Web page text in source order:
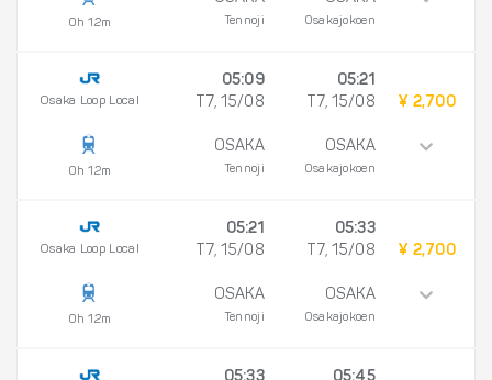
0h 12m Tennoji Osakajokoen
Osaka Loop Local
0h 12m
05:09
T7, 15/08
OSAKA
Tennoji
05:21
T7, 15/08
OSAKA
Osakajokoen
¥ 2,700
Osaka Loop Local
0h 12m
05:21
T7, 15/08
OSAKA
Tennoji
05:33
T7, 15/08
OSAKA
Osakajokoen
¥ 2,700